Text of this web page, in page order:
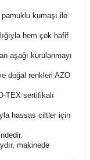
kumaşı ile
hem çok hafif
aşağı kurulanmayı
doğal renkleri AZO
TEX sertifikalı
hassas ciltler için
makinede